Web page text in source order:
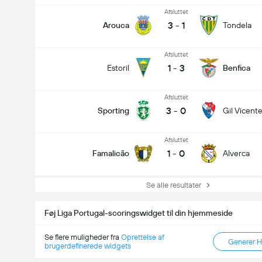
Arouca
Afsluttet
3 - 1 Tondela
Estoril
Afsluttet
1 - 3 Benfica
Sporting
Afsluttet
3 - 0 Gil Vicente
Famalicão
Afsluttet
1 - 0 Alverca
Se alle resultater
Føj Liga Portugal-scoringswidget til din hjemmeside
Se flere muligheder fra Oprettelse af
brugerdefinerede widgets
Generer